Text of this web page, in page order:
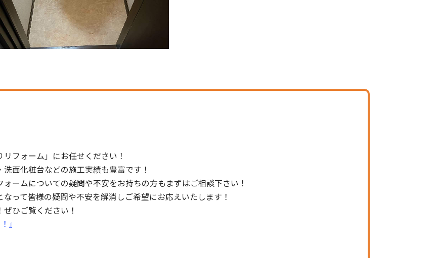
フォーム」にお任せください！
面化粧台などの施工実績も豊富です！
ームについての疑問や不安をお持ちの方もまずはご相談下さい！
って皆様の疑問や不安を解消しご希望にお応えいたします！
ひご覧ください！
』